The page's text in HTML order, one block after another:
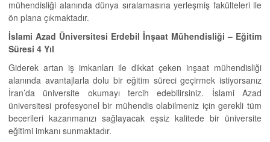
mühendisliği alanında dünya sıralamasına yerleşmiş fakülteleri ile
ön plana çıkmaktadır.
İslami Azad Üniversitesi Erdebil İnşaat Mühendisliği – Eğitim
Süresi 4 Yıl
Giderek artan iş imkanları ile dikkat çeken inşaat mühendisliği
alanında avantajlarla dolu bir eğitim süreci geçirmek istiyorsanız
İran’da üniversite okumayı tercih edebilirsiniz. İslami Azad
üniversitesi profesyonel bir mühendis olabilmeniz için gerekli tüm
becerileri kazanmanızı sağlayacak eşsiz kalitede bir üniversite
eğitimi imkanı sunmaktadır.